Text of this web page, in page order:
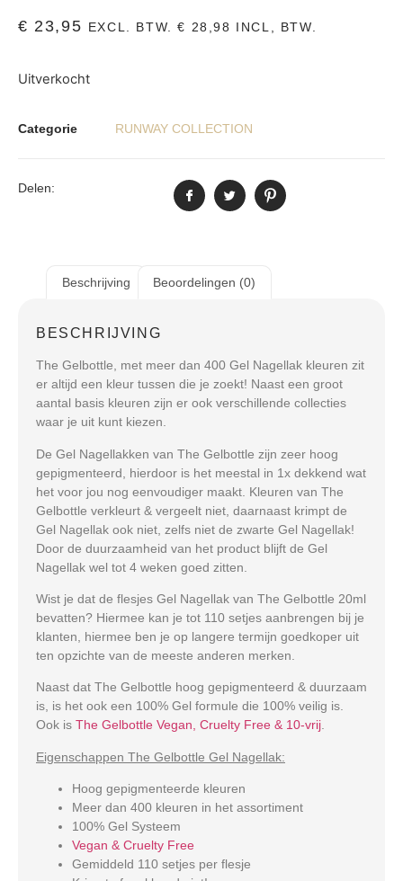
€ 23,95 EXCL. BTW.€ 28,98 INCL, BTW.
Uitverkocht
Categorie RUNWAY COLLECTION
Delen:
Beschrijving Beoordelingen (0)
BESCHRIJVING
The Gelbottle, met meer dan 400 Gel Nagellak kleuren zit
er altijd een kleur tussen die je zoekt! Naast een groot
aantal basis kleuren zijn er ook verschillende collecties
waar je uit kunt kiezen.
De Gel Nagellakken van The Gelbottle zijn zeer hoog
gepigmenteerd, hierdoor is het meestal in 1x dekkend wat
het voor jou nog eenvoudiger maakt. Kleuren van The
Gelbottle verkleurt & vergeelt niet, daarnaast krimpt de
Gel Nagellak ook niet, zelfs niet de zwarte Gel Nagellak!
Door de duurzaamheid van het product blijft de Gel
Nagellak wel tot 4 weken goed zitten.
Wist je dat de flesjes Gel Nagellak van The Gelbottle 20ml
bevatten? Hiermee kan je tot 110 setjes aanbrengen bij je
klanten, hiermee ben je op langere termijn goedkoper uit
ten opzichte van de meeste anderen merken.
Naast dat The Gelbottle hoog gepigmenteerd & duurzaam
is, is het ook een 100% Gel formule die 100% veilig is.
Ook is The Gelbottle Vegan, Cruelty Free & 10-vrij.
Eigenschappen The Gelbottle Gel Nagellak:
Hoog gepigmenteerde kleuren
Meer dan 400 kleuren in het assortiment
100% Gel Systeem
Vegan & Cruelty Free
Gemiddeld 110 setjes per flesje